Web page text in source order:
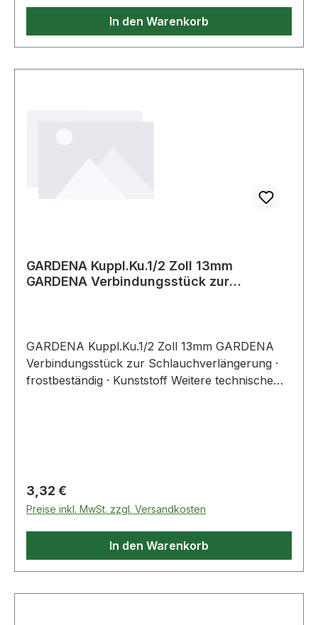
Befestigungsart: mit Anschraubplatte·
Schraublochentfernung: 105 x 75mm
In den Warenkorb
GARDENA Kuppl.Ku.1/2 Zoll 13mm
GARDENA Verbindungsstück zur
GARDENA Kuppl.Ku.1/2 Zoll 13mm GARDENA
Verbindungsstück zur Schlauchverlängerung ·
frostbeständig · Kunststoff Weitere technische
Regulärer Preis:
3,32 €
Preise inkl. MwSt. zzgl. Versandkosten
In den Warenkorb